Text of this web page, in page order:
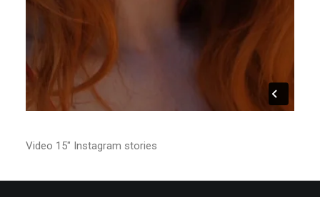
Video 15″ Instagram stories